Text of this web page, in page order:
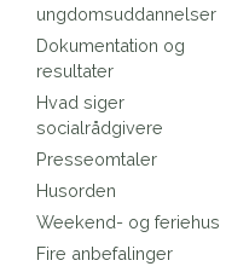
ungdomsuddannelser
Dokumentation og
resultater
Hvad siger
socialrådgivere
Presseomtaler
Husorden
Weekend- og feriehus
Fire anbefalinger